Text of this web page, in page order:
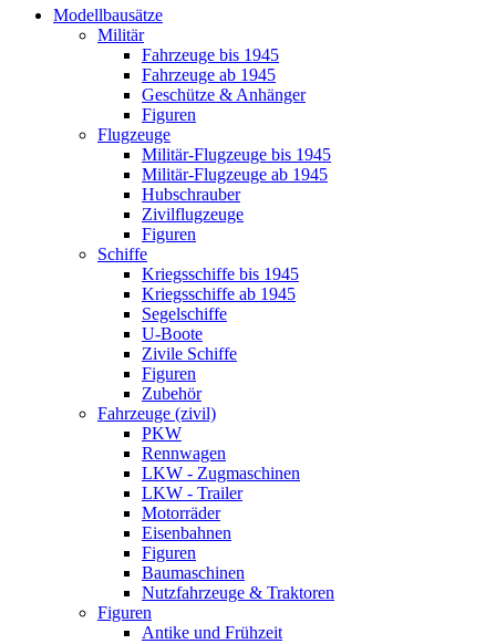
Modellbausätze
Militär
Fahrzeuge bis 1945
Fahrzeuge ab 1945
Geschütze & Anhänger
Figuren
Flugzeuge
Militär-Flugzeuge bis 1945
Militär-Flugzeuge ab 1945
Hubschrauber
Zivilflugzeuge
Figuren
Schiffe
Kriegsschiffe bis 1945
Kriegsschiffe ab 1945
Segelschiffe
U-Boote
Zivile Schiffe
Figuren
Zubehör
Fahrzeuge (zivil)
PKW
Rennwagen
LKW - Zugmaschinen
LKW - Trailer
Motorräder
Eisenbahnen
Figuren
Baumaschinen
Nutzfahrzeuge & Traktoren
Figuren
Antike und Frühzeit